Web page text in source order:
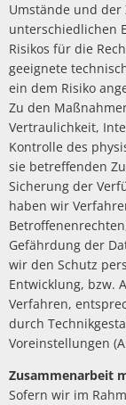
Umstände und der
unterschiedlichen
Risikos für die
geeignete
ein dem Risiko
Zu den
Vertraulichkeit,
Kontrolle des
sie betreffenden
Sicherung der
haben wir
Gefährdung der
wir den Schutz
Entwicklung, bzw.
Verfahren,
durch
Voreinstellungen
Zusammenarbeit
Sofern wir im